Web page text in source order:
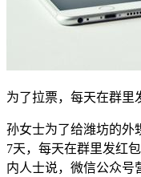
为了拉票，每天在群里
孙女士为了给潍坊的外
7天，每天在群里发红
内人士说，微信公众号